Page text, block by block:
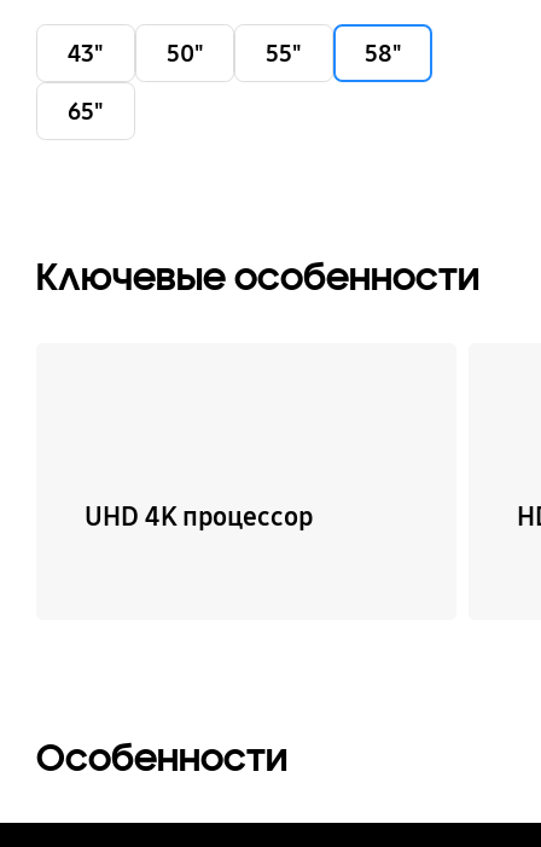
43" 50" 55"
58"
65"
Ключевые особенности
UHD 4K процессор
Особенности